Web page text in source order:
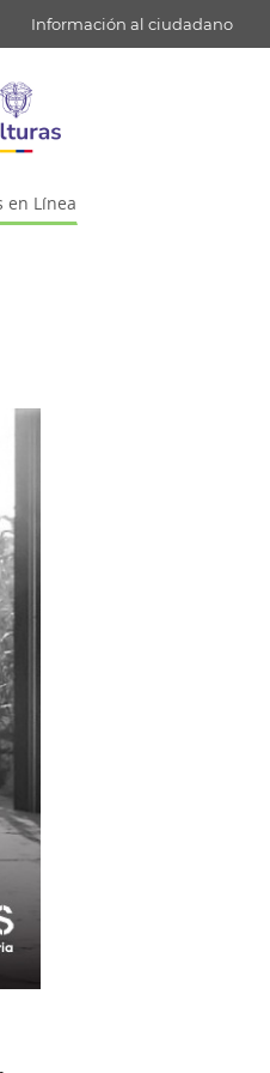
Información al ciudadano
en Línea